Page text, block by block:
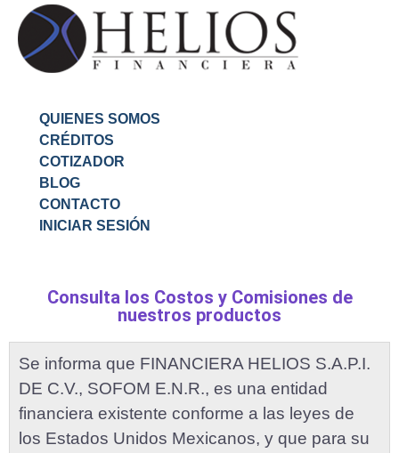
QUIENES SOMOS
CRÉDITOS
COTIZADOR
BLOG
CONTACTO
INICIAR SESIÓN
Consulta los Costos y Comisiones de
nuestros productos
Se informa que FINANCIERA HELIOS S.A.P.I.
DE C.V., SOFOM E.N.R., es una entidad
financiera existente conforme a las leyes de
los Estados Unidos Mexicanos, y que para su